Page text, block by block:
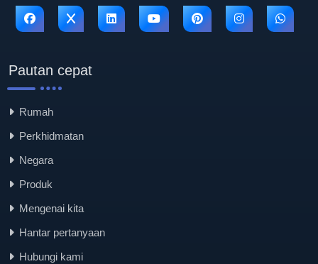
Pautan cepat
Rumah
Perkhidmatan
Negara
Produk
Mengenai kita
Hantar pertanyaan
Hubungi kami